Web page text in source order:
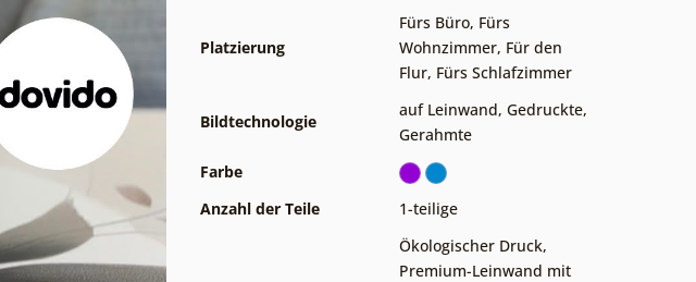
Platzierung
Fürs Büro, Fürs
Wohnzimmer, Für den
Flur, Fürs Schlafzimmer
Bildtechnologie
auf Leinwand, Gedruckte,
Gerahmte
Farbe
Anzahl der Teile
1-teilige
Ökologischer Druck,
Premium-Leinwand mit